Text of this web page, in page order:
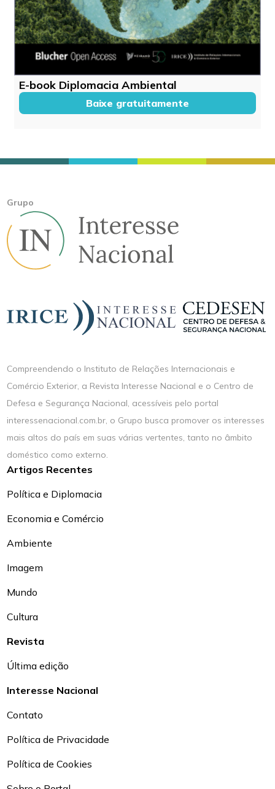
E-book Diplomacia Ambiental
Baixe gratuitamente
Grupo
Compreendendo o Instituto de Relações Internacionais e
Comércio Exterior, a Revista Interesse Nacional e o Centro de
Defesa e Segurança Nacional, acessíveis pelo portal
interessenacional.com.br, o Grupo busca promover os interesses
mais altos do país em suas várias vertentes, tanto no âmbito
doméstico como externo.
Artigos Recentes
Política e Diplomacia
Economia e Comércio
Ambiente
Imagem
Mundo
Cultura
Revista
Última edição
Interesse Nacional
Contato
Política de Privacidade
Política de Cookies